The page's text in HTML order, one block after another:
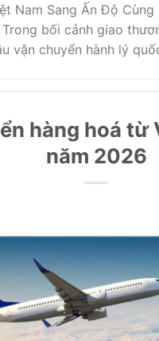
Nam Sang Ấn Độ
bối cảnh giao
vận chuyển hành lý
hàng hoá từ
năm 2026